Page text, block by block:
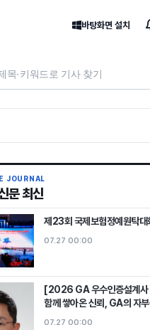
바탕화면 설치
JOURNAL
문 최신
제23회 국제보험정예원탁
07.27 00:00
[2026 GA 우수인증설계
함께 쌓아온 신뢰, GA의 자
07.27 00:00